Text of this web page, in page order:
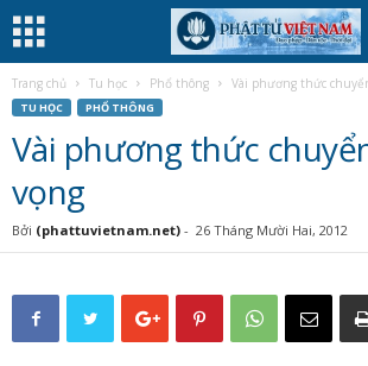
Trang chủ Tu học Phổ thông Vài phương thức
TU HỌC PHỔ THÔNG
Vài phương thức
vọng
Bởi (phattuvietnam.net) - 26 Tháng Mười Hai, 2012